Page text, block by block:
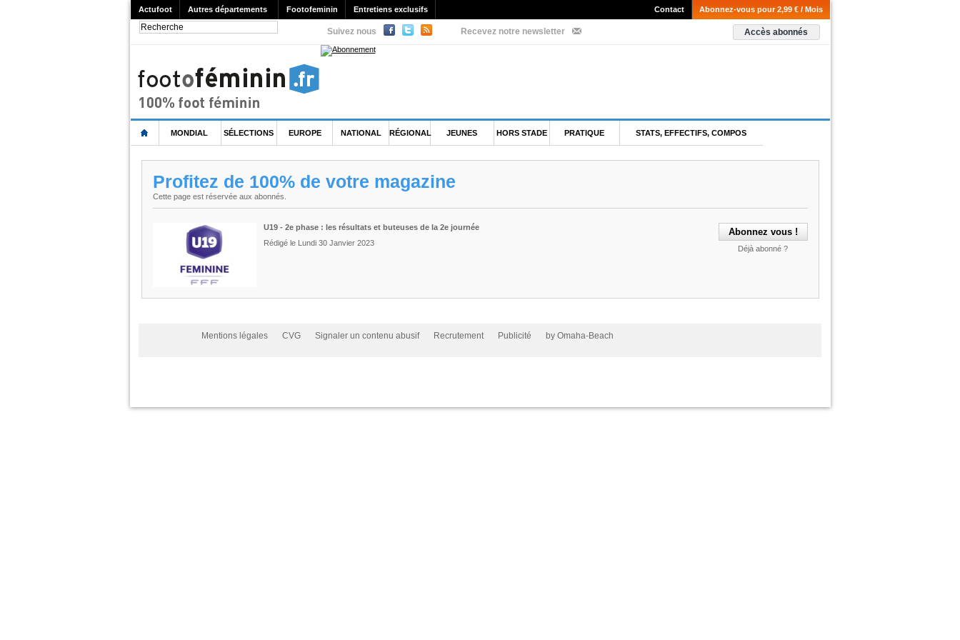
Actufoot Autres départements Footofeminin Entretiens exclusifs Abonnez-vous pour 2,99 € / Mois
Contact
Suivez nous Recevez notre newsletter Accès abonnés
MONDIAL SÉLECTIONS EUROPE NATIONAL RÉGIONAL JEUNES HORS STADE PRATIQUE STATS, EFFECTIFS, COMPOS
Profitez de 100% de votre magazine
Cette page est réservée aux abonnés.
Déjà abonné ?
U19 - 2e phase : les résultats et buteuses de la 2e journée
Rédigé le Lundi 30 Janvier 2023
Mentions légales CVG Signaler un contenu abusif Recrutement Publicité by Omaha-Beach